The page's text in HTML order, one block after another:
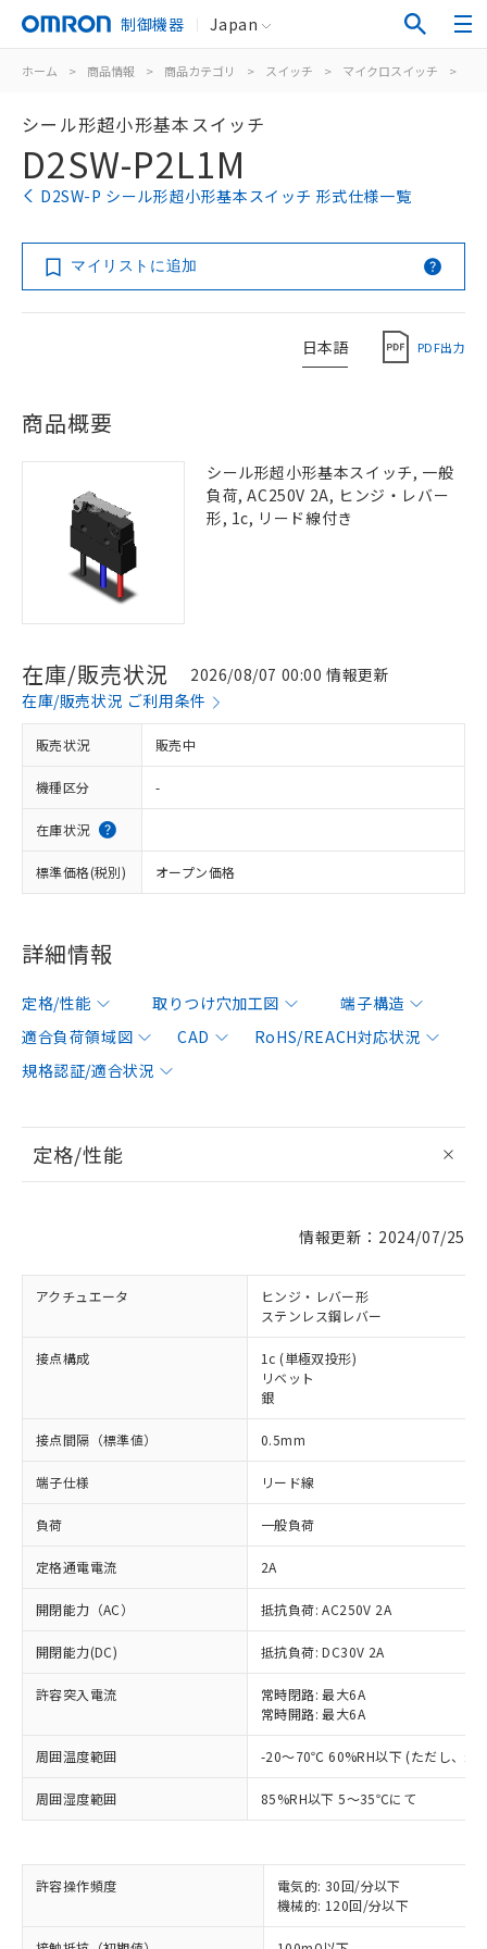
制御機器 Japan
ホーム > 商品情報 > 商品カテゴリ > スイッチ > マイクロスイッチ >
シール形超小形基本スイッチ
D2SW-P2L1M
D2SW-P シール形超小形基本スイッチ 形式仕様一覧
マイリストに追加
日本語 PDF出力
商品概要
シール形超小形基本スイッチ, 一般
負荷, AC250V 2A, ヒンジ・レバー
形, 1c, リード線付き
在庫/販売状況
2026/08/07 00:00 情報更新
在庫/販売状況 ご利用条件
販売状況 販売中
機種区分 -
在庫状況
標準価格(税別) オープン価格
詳細情報
定格/性能 取りつけ穴加工図
端子構造
適合負荷領域図
CAD
RoHS/REACH対応状況
規格認証/適合状況
定格/性能
情報更新：2024/07/25
アクチュエータ
ヒンジ・レバー形
ステンレス鋼レバー
接点構成
1c (単極双投形)
リベット
銀
接点間隔（標準値） 0.5mm
端子仕様 リード線
負荷 一般負荷
定格通電電流 2A
開閉能力（AC） 抵抗負荷: AC250V 2A
開閉能力(DC) 抵抗負荷: DC30V 2A
許容突入電流
常時閉路: 最大6A
常時開路: 最大6A
周囲温度範囲 -20～70℃ 60%RH以下 (ただし、氷
周囲湿度範囲 85%RH以下 5～35℃にて
許容操作頻度
電気的: 30回/分以下
機械的: 120回/分以下
対応済み：EU RoHS指令（10物質）の
非含有に対応した製品が提供可能な商品で